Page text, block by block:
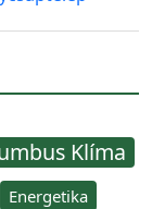
Klíma
Energetika